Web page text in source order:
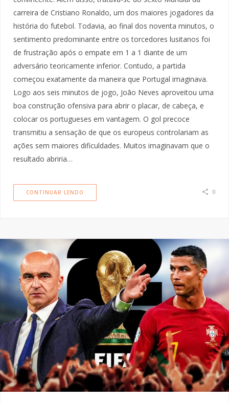
carreira de Cristiano Ronaldo, um dos maiores jogadores da
história do futebol. Todavia, ao final dos noventa minutos, o
sentimento predominante entre os torcedores lusitanos foi
de frustração após o empate em 1 a 1 diante de um
adversário teoricamente inferior. Contudo, a partida
começou exatamente da maneira que Portugal imaginava.
Logo aos seis minutos de jogo, João Neves aproveitou uma
boa construção ofensiva para abrir o placar, de cabeça, e
colocar os portugueses em vantagem. O gol precoce
transmitiu a sensação de que os europeus controlariam as
ações sem maiores dificuldades. Muitos imaginavam que o
resultado abriria…
CONTINUAR LENDO 0